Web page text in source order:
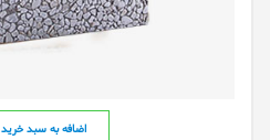
اضافه به سبد خرید